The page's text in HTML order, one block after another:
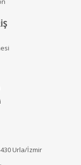
Urla/İzmir